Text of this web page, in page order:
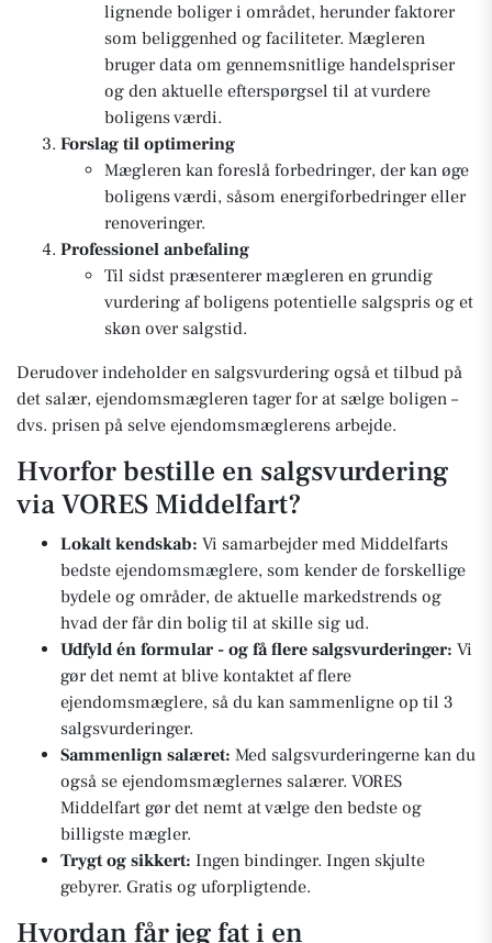
lignende boliger i området, herunder faktorer
som beliggenhed og faciliteter. Mægleren
bruger data om gennemsnitlige handelspriser
og den aktuelle efterspørgsel til at vurdere
boligens værdi.
Forslag til optimering
Mægleren kan foreslå forbedringer, der kan øge
boligens værdi, såsom energiforbedringer eller
renoveringer.
Professionel anbefaling
Til sidst præsenterer mægleren en grundig
vurdering af boligens potentielle salgspris og et
skøn over salgstid.
Derudover indeholder en salgsvurdering også et tilbud på
det salær, ejendomsmægleren tager for at sælge boligen –
dvs. prisen på selve ejendomsmæglerens arbejde.
Hvorfor bestille en salgsvurdering
via VORES Middelfart?
Lokalt kendskab: Vi samarbejder med Middelfarts
bedste ejendomsmæglere, som kender de forskellige
bydele og områder, de aktuelle markedstrends og
hvad der får din bolig til at skille sig ud.
Udfyld én formular - og få flere salgsvurderinger: Vi
gør det nemt at blive kontaktet af flere
ejendomsmæglere, så du kan sammenligne op til 3
salgsvurderinger.
Sammenlign salæret: Med salgsvurderingerne kan du
også se ejendomsmæglernes salærer. VORES
Middelfart gør det nemt at vælge den bedste og
billigste mægler.
Trygt og sikkert: Ingen bindinger. Ingen skjulte
gebyrer. Gratis og uforpligtende.
Hvordan får jeg fat i en